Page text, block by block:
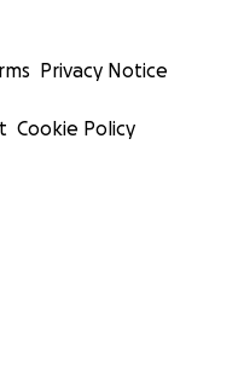
Privacy Notice
Cookie Policy